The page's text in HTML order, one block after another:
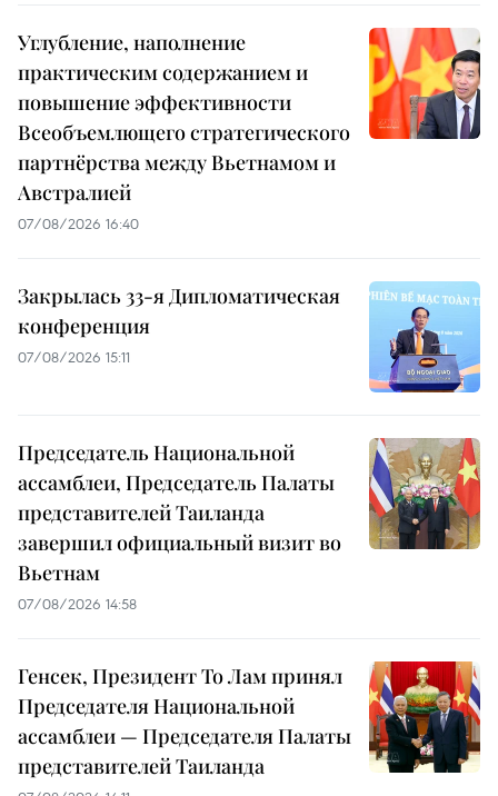
Углубление, наполнение
практическим содержанием и
повышение эффективности
Всеобъемлющего стратегического
партнёрства между Вьетнамом и
Австралией
07/08/2026 16:40
Закрылась 33-я Дипломатическая
конференция
07/08/2026 15:11
Председатель Национальной
ассамблеи, Председатель Палаты
представителей Таиланда
завершил официальный визит во
Вьетнам
07/08/2026 14:58
Генсек, Президент То Лам принял
Председателя Национальной
ассамблеи — Председателя Палаты
представителей Таиланда